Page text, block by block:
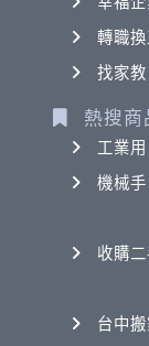
轉職
找家教
熱搜商
工業
機械
收購
台中